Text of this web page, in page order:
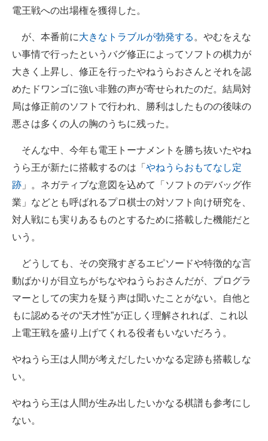
電王戦への出場権を獲得した。
が、本番前に大きなトラブルが勃発する 。やむをえな
い事情で行ったというバグ修正によってソフトの棋力が
大きく上昇し、修正を行ったやねうらおさんとそれを認
めたドワンゴに強い非難の声が寄せられたのだ。結局対
局は修正前のソフトで行われ、勝利はしたものの後味の
悪さは多くの人の胸のうちに残った。
そんな中、今年も電王トーナメントを勝ち抜いたやね
うら王が新たに搭載するのは「 やねうらおもてなし定
跡 」。ネガティブな意図を込めて「ソフトのデバッグ作
業」などとも呼ばれるプロ棋士の対ソフト向け研究を、
対人戦にも実りあるものとするために搭載した機能だと
いう。
どうしても、その突飛すぎるエピソードや特徴的な言
動ばかりが目立ちがちなやねうらおさんだが、プログラ
マーとしての実力を疑う声は聞いたことがない。自他と
もに認めるその“天才性”が正しく理解されれば、これ以
上電王戦を盛り上げてくれる役者もいないだろう。
やねうら王は人間が考えだしたいかなる定跡も搭載しな
い。
やねうら王は人間が生み出したいかなる棋譜も参考にし
ない。